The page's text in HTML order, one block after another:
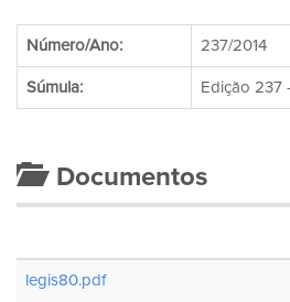
Número/Ano: 237/2014
Súmula: Edição 237
Documentos
legis80.pdf